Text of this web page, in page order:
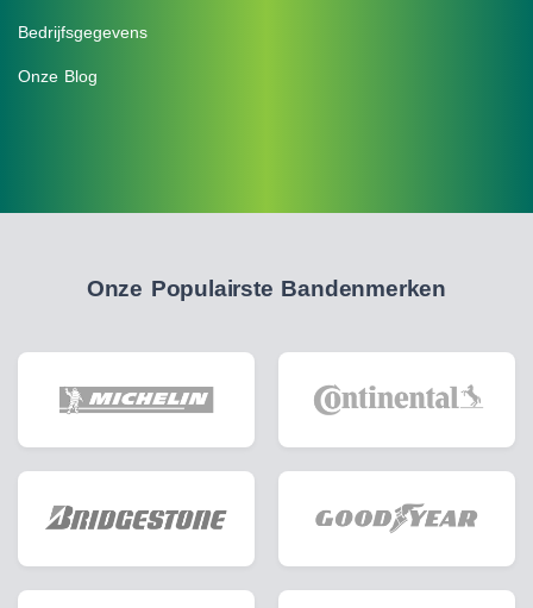
Bedrijfsgegevens
Onze Blog
Onze Populairste Bandenmerken